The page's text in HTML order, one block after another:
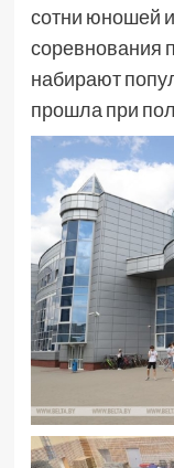
сотни юношей
соревнования
набирают
прошла при